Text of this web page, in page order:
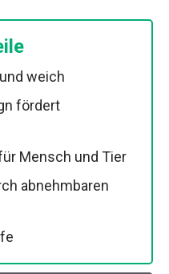
weich
fördert
Mensch und Tier
abnehmbaren